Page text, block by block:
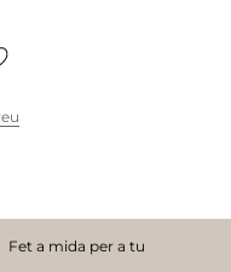
Fet a mida per a tu